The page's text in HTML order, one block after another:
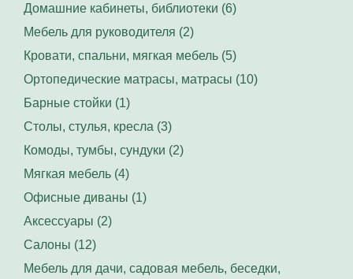
Домашние кабинеты, библиотеки (6)
Мебель для руководителя (2)
Кровати, спальни, мягкая мебель (5)
Ортопедические матрасы, матрасы (10)
Барные стойки (1)
Столы, стулья, кресла (3)
Комоды, тумбы, сундуки (2)
Мягкая мебель (4)
Офисные диваны (1)
Аксессуары (2)
Салоны (12)
Мебель для дачи, садовая мебель, беседки,